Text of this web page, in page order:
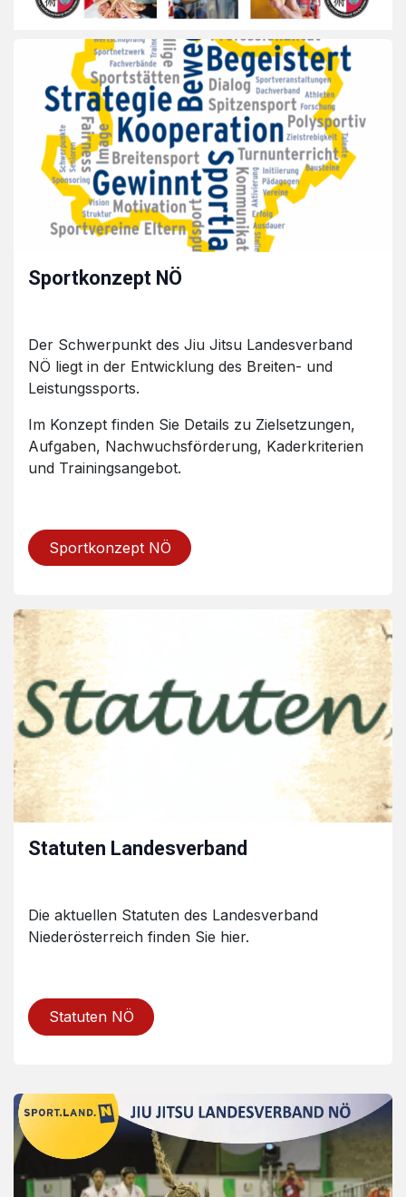
Sportkonzept NÖ
Der Schwerpunkt des Jiu Jitsu Landesverband
NÖ liegt in der Entwicklung des Breiten- und
Leistungssports.
Im Konzept finden Sie Details zu Zielsetzungen,
Aufgaben, Nachwuchsförderung, Kaderkriterien
und Trainingsangebot.
Sportkonzept NÖ
Statuten Landesverband
Die aktuellen Statuten des Landesverband
Niederösterreich finden Sie hier.
Statuten NÖ